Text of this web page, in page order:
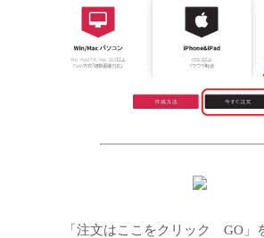
「注文はここをクリック GO」